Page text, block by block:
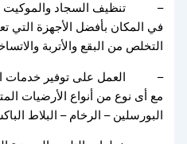
– تنظيف السجاد والموكيت
في المكان بأفضل الأجهزة التي
التخلص من البقع والأتربة
– العمل على توفير خدمات
مع أى نوع من أنواع الأرضيات
البورسلين – الرخام – البلاط